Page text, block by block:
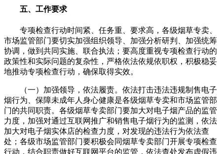
五、工作要求
专项检查行动时间紧、任务重、要求高，各级烟草专卖、
市场监管部门要切实加强组织领导、加强分析研判、加强统筹
协调，做到共同实施、联合执法；要高度重视专项检查行动的
政策性和实际问题的复杂性，严格依法依规依职权，积极稳妥
地推动专项检查行动，确保取得实效。
（一）加强领导，依法履责。依法打击违法违规制售电子
烟行为、保障未成年人身心健康是各级烟草专卖和市场监管部
门的共同职责。各级烟草专卖部门要加大对电子烟产品的监管
力度，加强对通过互联网推广和销售电子烟行为的监测，依法
加大对电子烟实体店的检查力度，对发现的违法行为依法查
处；各级市场监管部门要积极会同烟草专卖部门开展专项检查
行动，结合职责做好互联网平台的监管，依法查处发布虚假违